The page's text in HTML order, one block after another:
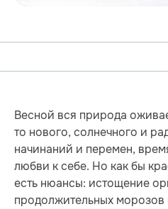
Весной вся природа
то нового, солнечного и
начинаний и перемен,
любви к себе. Но как бы
есть нюансы: истощение
продолжительных морозов